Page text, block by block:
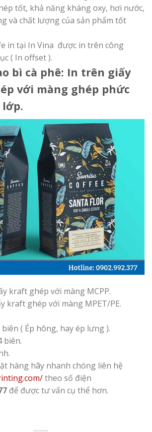
tốt, khả năng kháng oxy, hơi nước,
và chất lượng của sản phẩm tốt
in tại In Vina được in trên công
( In offset ).
bì cà phê: In trên giấy
với màng ghép phức
lớp.
kraft ghép với màng MCPP.
kraft ghép với màng MPET/PE.
( Ép hông, hay ép lưng ).
biên.
hàng hãy nhanh chóng liên hệ
theo số điện
để được tư vấn cụ thể hơn.